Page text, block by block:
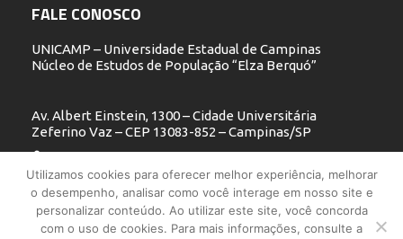
FALE CONOSCO
UNICAMP – Universidade Estadual de Campinas
Núcleo de Estudos de População “Elza Berquó”
Av. Albert Einstein, 1300 – Cidade Universitária
Zeferino Vaz – CEP 13083-852 – Campinas/SP
19 3521.5900
nepo@unicamp.br
Utilizamos cookies para oferecer melhor experiência, melhorar
o desempenho, analisar como você interage em nosso site e
personalizar conteúdo. Ao utilizar este site, você concorda
com o uso de cookies. Para mais informações, consulte a